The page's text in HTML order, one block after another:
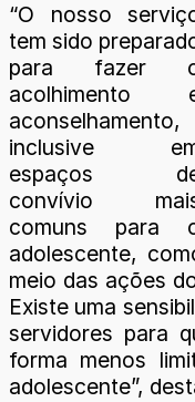
“O nosso
tem sido
para fazer
acolhimento
aconselhamento,
inclusive
espaços
convívio
comuns para
adolescente,
meio das ações
Existe uma
servidores para
forma menos
adolescente”,